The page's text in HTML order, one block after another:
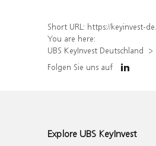
Short URL: https://keyinvest-de.ubs.com/produkt/
You are here:
UBS KeyInvest Deutschland
Folgen Sie uns auf
Explore UBS KeyInvest